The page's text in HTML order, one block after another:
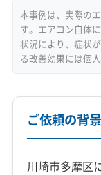
本事例は、実際の
す。エアコン自体
状況により、症状
る改善効果には個
ご依頼の背景
川崎市多摩区